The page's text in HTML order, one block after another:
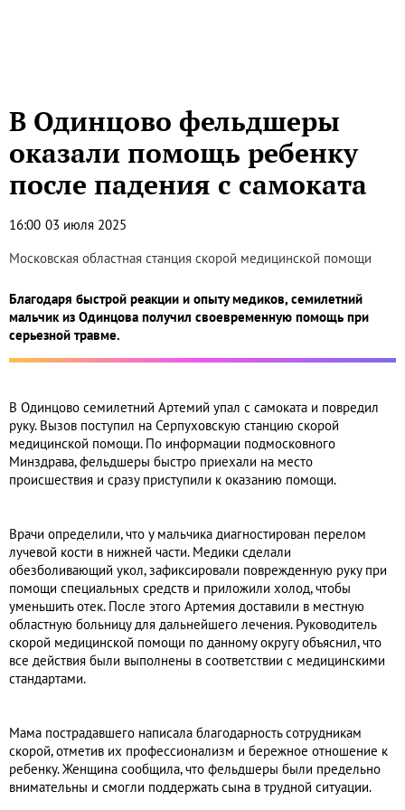
В Одинцово фельдшеры
оказали помощь ребенку
после падения с самоката
16:00 03 июля 2025
Московская областная станция скорой медицинской помощи
Благодаря быстрой реакции и опыту медиков, семилетний
мальчик из Одинцова получил своевременную помощь при
серьезной травме.
В Одинцово семилетний Артемий упал с самоката и повредил
руку. Вызов поступил на Серпуховскую станцию скорой
медицинской помощи. По информации подмосковного
Минздрава, фельдшеры быстро приехали на место
происшествия и сразу приступили к оказанию помощи.
Врачи определили, что у мальчика диагностирован перелом
лучевой кости в нижней части. Медики сделали
обезболивающий укол, зафиксировали поврежденную руку при
помощи специальных средств и приложили холод, чтобы
уменьшить отек. После этого Артемия доставили в местную
областную больницу для дальнейшего лечения. Руководитель
скорой медицинской помощи по данному округу объяснил, что
все действия были выполнены в соответствии с медицинскими
стандартами.
Мама пострадавшего написала благодарность сотрудникам
скорой, отметив их профессионализм и бережное отношение к
ребенку. Женщина сообщила, что фельдшеры были предельно
внимательны и смогли поддержать сына в трудной ситуации.